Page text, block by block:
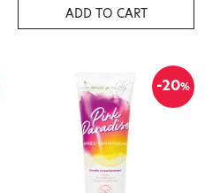
ADD TO CART
-20%